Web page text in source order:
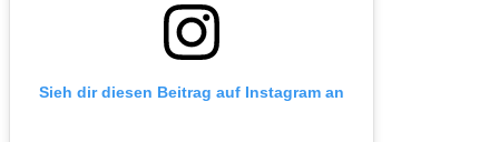
Sieh dir diesen Beitrag auf Instagram an